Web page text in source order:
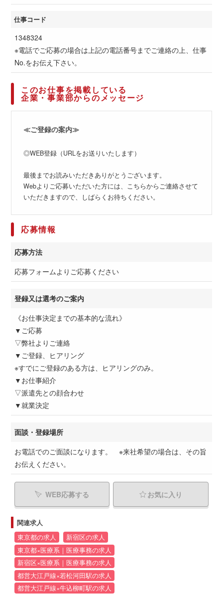
仕事コード
1348324
※電話でご応募の場合は上記の電話番号までご連絡の上、仕事
No.をお伝え下さい。
このお仕事を掲載している
企業・事業部からのメッセージ
≪ご登録の案内≫
◎WEB登録（URLをお送りいたします）
最後までお読みいただきありがとうございます。
Webよりご応募いただいた方には、こちらからご連絡させて
いただきますので、しばらくお待ちください。
応募情報
応募方法
応募フォームよりご応募ください
登録又は選考のご案内
《お仕事決定までの基本的な流れ》
▼ご応募
▽弊社よりご連絡
▼ご登録、ヒアリング
※すでにご登録のある方は、ヒアリングのみ。
▼お仕事紹介
▽派遣先との顔合わせ
▼就業決定
面談・登録場所
お電話でのご面談になります。 ※来社希望の場合は、その旨
お伝えください。
WEB応募する お気に入り
関連求人
東京都の求人
新宿区の求人
東京都×医療系｜医療事務の求人
新宿区×医療系｜医療事務の求人
都営大江戸線×若松河田駅の求人
都営大江戸線×牛込柳町駅の求人